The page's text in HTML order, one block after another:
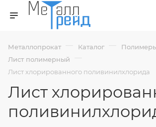
Металлопрокат — Каталог —
Лист полимерный —
Лист хлорированного поливинилхлорида
Лист